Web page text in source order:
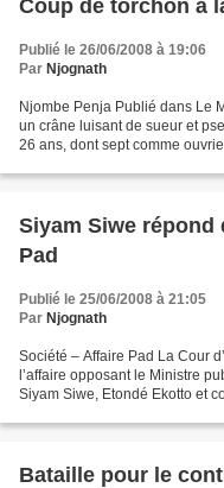
Coup de torchon à
Publié le 26/06/2008 à 19:06
Par Njognath
Njombe Penja Publié dans Le
un crâne luisant de sueur et
26 ans, dont sept comme
Siyam Siwe répond
Pad
Publié le 25/06/2008 à 21:05
Par Njognath
Société – Affaire Pad La Cour
l’affaire opposant le Ministre
Siyam Siwe, Etondé Ekotto et
Bataille pour le